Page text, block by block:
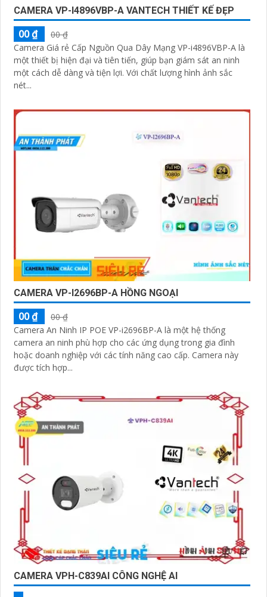
CAMERA VP-I4896VBP-A VANTECH THIẾT KẾ ĐẸP
00 ₫
00 ₫
Camera Giá rẻ Cấp Nguồn Qua Dây Mạng VP-i4896VBP-A là
một thiết bị hiện đại và tiên tiến, giúp bạn giám sát an ninh
một cách dễ dàng và tiện lợi. Với chất lượng hình ảnh sắc
nét...
CAMERA VP-I2696BP-A HỒNG NGOẠI
00 ₫
00 ₫
Camera An Ninh IP POE VP-i2696BP-A là một hệ thống
camera an ninh phù hợp cho các ứng dụng trong gia đình
hoặc doanh nghiệp với các tính năng cao cấp. Camera này
được tích hợp...
CAMERA VPH-C839AI CÔNG NGHỆ AI